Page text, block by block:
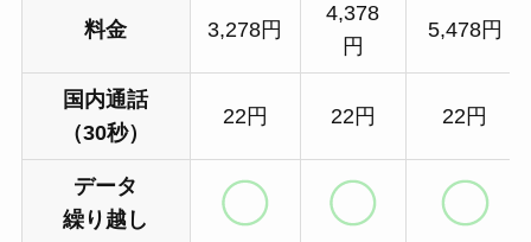
料金 3,278円
4,378
円
5,478円
国内通話
（30秒）
22円 22円 22円
データ
繰り越し